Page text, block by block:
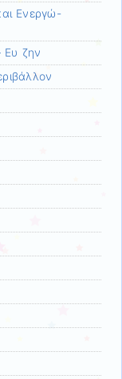
Ενεργώ-
Ευ ζην